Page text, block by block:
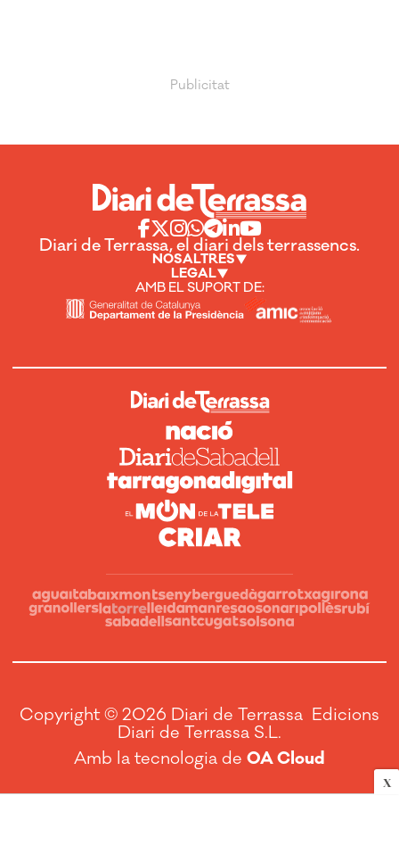
X
Diari de Terrassa, el diari dels terrassencs.
NOSALTRES
LEGAL
AMB EL SUPORT DE:
Copyright © 2026 Diari de Terrassa Edicions
Diari de Terrassa S.L.
Amb la tecnologia de OA Cloud